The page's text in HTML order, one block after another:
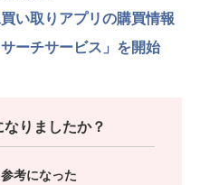
い取りアプリの購買情報
ーチサービス」を開始
りましたか？
参考になった